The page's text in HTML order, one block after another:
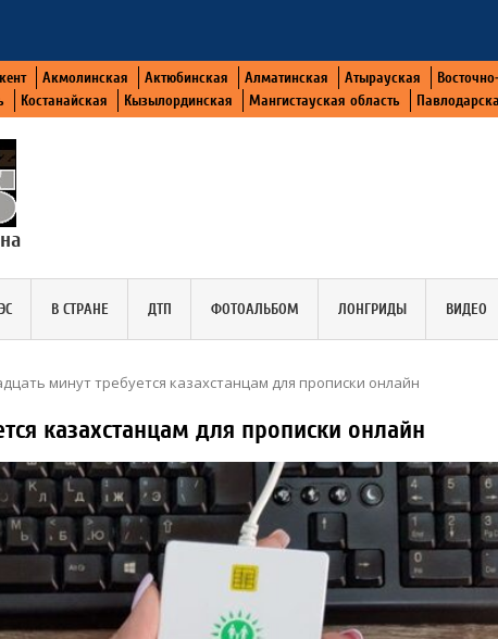
Акмолинская Актюбинская Алматинская Атырауская
Костанайская Кызылординская Мангистауская область
В СТРАНЕ ДТП ФОТОАЛЬБОМ ЛОНГРИДЫ ВИДЕО
минут требуется казахстанцам для прописки онлайн
казахстанцам для прописки онлайн